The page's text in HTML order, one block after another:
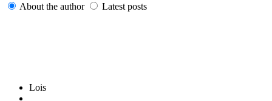
About the author Latest posts
Lois